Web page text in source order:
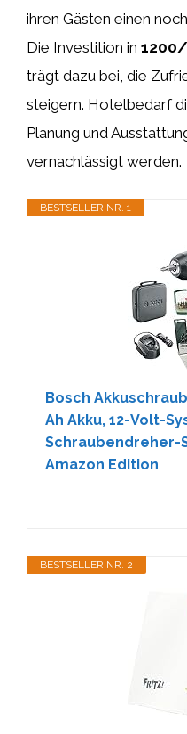
ihren Gästen einen
Die Investition in
trägt dazu bei, die
steigern. Hotelbedarf
Planung und
vernachlässigt werden.
BESTSELLER NR. 1
Bosch
Ah Akku, 12-Volt-
Schraubendreher-
Amazon Edition
BESTSELLER NR. 2